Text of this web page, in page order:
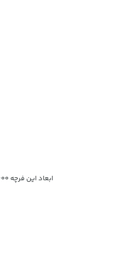
ابعاد این فرچه 600 × 120 × 80 میلی متر می‌باشد و پهنای کفی برابر با 35 سانتی متر دارد که به خوبی سطوح مختلف ماشین را پوشش می‌دهد.